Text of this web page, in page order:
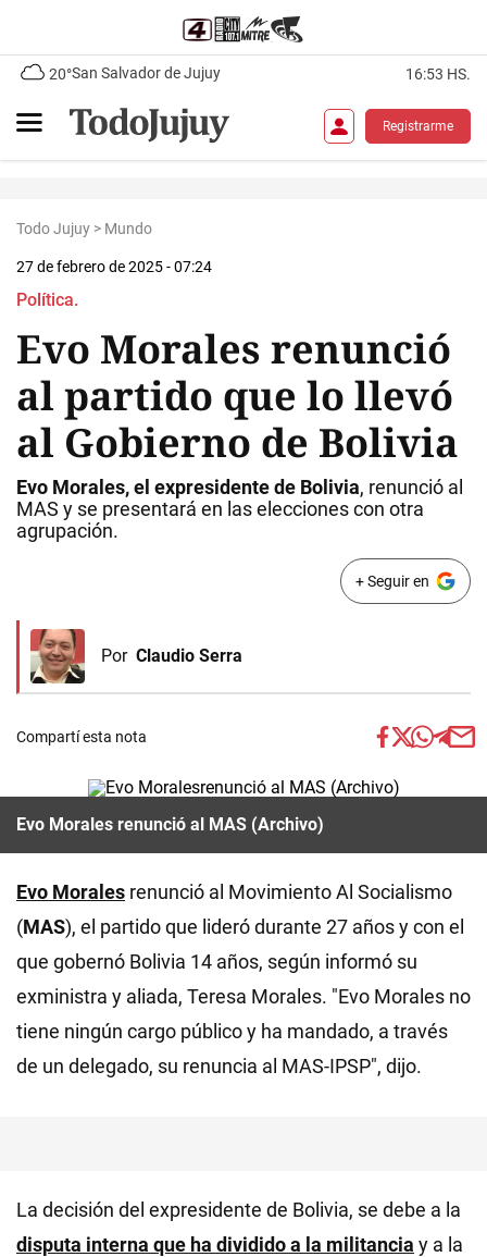
20°San Salvador de Jujuy 16:53 HS.
Registrarme
Todo Jujuy > Mundo
27 de febrero de 2025 - 07:24
Política.
Evo Morales renunció
al partido que lo llevó
al Gobierno de Bolivia
Evo Morales, el expresidente de Bolivia, renunció al
MAS y se presentará en las elecciones con otra
agrupación.
+ Seguir en
Por Claudio Serra
Compartí esta nota
Evo Morales renunció al MAS (Archivo)
Evo Morales renunció al Movimiento Al Socialismo
(MAS), el partido que lideró durante 27 años y con el
que gobernó Bolivia 14 años, según informó su
exministra y aliada, Teresa Morales. "Evo Morales no
tiene ningún cargo público y ha mandado, a través
de un delegado, su renuncia al MAS-IPSP", dijo.
La decisión del expresidente de Bolivia, se debe a la
disputa interna que ha dividido a la militancia y a la